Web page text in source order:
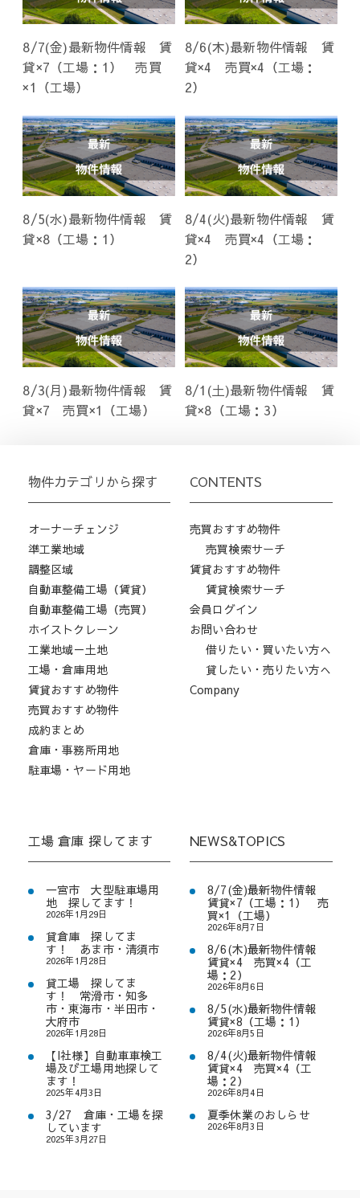
8/7(金)最新物件情報 賃
貸×7（工場：1） 売買
×1（工場）
8/6(木)最新物件情報 賃
貸×4 売買×4（工場：
2）
8/5(水)最新物件情報 賃
貸×8（工場：1）
8/4(火)最新物件情報 賃
貸×4 売買×4（工場：
2）
8/3(月)最新物件情報 賃
貸×7 売買×1（工場）
8/1(土)最新物件情報 賃
貸×8（工場：3）
物件カテゴリから探す
オーナーチェンジ
準工業地域
調整区域
自動車整備工場（賃貸）
自動車整備工場（売買）
ホイストクレーン
工業地域－土地
工場・倉庫用地
賃貸おすすめ物件
売買おすすめ物件
成約まとめ
倉庫・事務所用地
駐車場・ヤード用地
CONTENTS
売買おすすめ物件
売買検索サーチ
賃貸おすすめ物件
賃貸検索サーチ
会員ログイン
お問い合わせ
借りたい・買いたい方へ
貸したい・売りたい方へ
Company
工場 倉庫 探してます
一宮市 大型駐車場用
地 探してます！
2026年1月29日
貸倉庫 探してま
す！ あま市・清須市
2026年1月28日
貸工場 探してま
す！ 常滑市・知多
市・東海市・半田市・
大府市
2026年1月28日
【I社様】自動車車検工
場及び工場用地探して
ます！
2025年4月3日
3/27 倉庫・工場を探
しています
2025年3月27日
NEWS&TOPICS
8/7(金)最新物件情報
賃貸×7（工場：1） 売
買×1（工場）
2026年8月7日
8/6(木)最新物件情報
賃貸×4 売買×4（工
場：2）
2026年8月6日
8/5(水)最新物件情報
賃貸×8（工場：1）
2026年8月5日
8/4(火)最新物件情報
賃貸×4 売買×4（工
場：2）
2026年8月4日
夏季休業のおしらせ
2026年8月3日